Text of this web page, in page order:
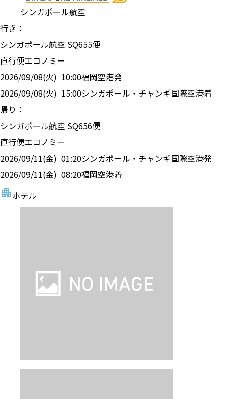
シンガポール航空
行き：
シンガポール航空 SQ655便
直行便エコノミー
2026/09/08(火) 10:00福岡空港発
2026/09/08(火) 15:00シンガポール・チャンギ国際空港着
帰り：
シンガポール航空 SQ656便
直行便エコノミー
2026/09/11(金) 01:20シンガポール・チャンギ国際空港発
2026/09/11(金) 08:20福岡空港着
ホテル